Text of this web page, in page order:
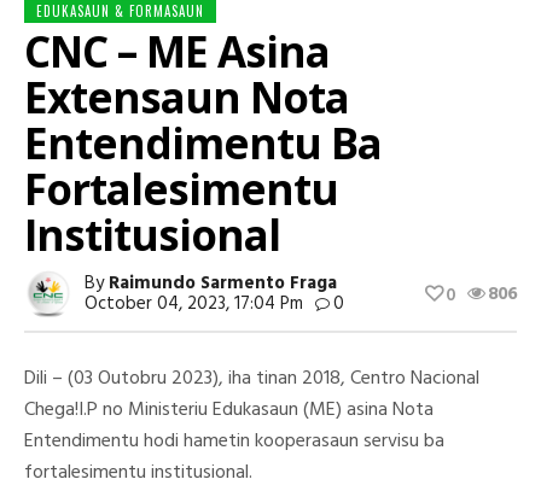
EDUKASAUN & FORMASAUN
CNC – ME Asina
Extensaun Nota
Entendimentu Ba
Fortalesimentu
Institusional
ByRaimundo Sarmento Fraga
October 04, 2023, 17:04 Pm 0 806
0
Dili – (03 Outobru 2023), iha tinan 2018, Centro Nacional
Chega!I.P no Ministeriu Edukasaun (ME) asina Nota
Entendimentu hodi hametin kooperasaun servisu ba
fortalesimentu institusional.